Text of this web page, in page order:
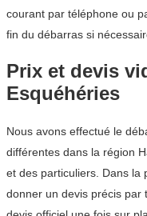
courant par téléphone ou
fin du débarras si
Prix et devis
Esquéhéries
Nous avons effectué le
différentes dans la région
et des particuliers. Dans la
donner un devis précis par